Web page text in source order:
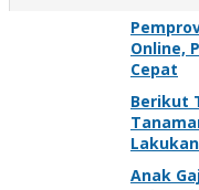
Online,
Cepat
Berikut
Anak